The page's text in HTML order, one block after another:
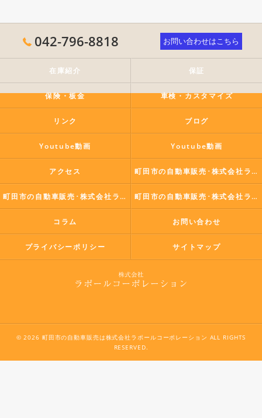
042-796-8818 お問い合わせはこちら
在庫紹介 保証
保険・板金 車検・カスタマイズ
リンク ブログ
Youtube動画 Youtube動画
アクセス 町田市の自動車販売･株式会社ラポールコーポレーションの口コミ情報
町田市の自動車販売･株式会社ラポールコーポレーションの評判 町田市の自動車販売･株式会社ラポールコーポレーションのお客様の声
コラム お問い合わせ
プライバシーポリシー サイトマップ
© 2026 町田市の自動車販売は株式会社ラポールコーポレーション ALL RIGHTS
RESERVED.